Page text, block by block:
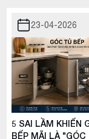
23-04-2026
5 SAI LẦM KHIẾN
BẾP MÃI LÀ "GÓC